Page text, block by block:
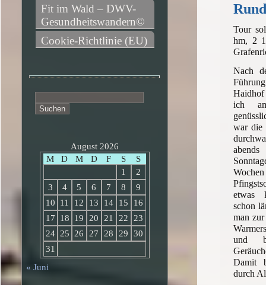
Tour
hm, 2
Nach
ich
war die
etwas
schon
man
und
Damit
durch
Fit im Wald – DWV-
Gesundheitswandern©
Cookie-Richtlinie (EU)
nach:
August 2026
M
D M D F S
S
1
2
3
4 5 6 7 8
9
10
11 12 13 14 15
16
17
18 19 20 21 22
23
24 25 26 27 28 29
30
31
« Juni